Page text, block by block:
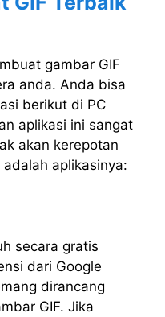
gambar GIF
anda. Anda bisa
berikut di PC
aplikasi ini sangat
akan kerepotan
aplikasinya:
secara gratis
dari Google
dirancang
GIF. Jika